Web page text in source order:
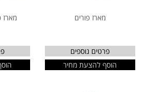
מארז פורים
פרטים נוספים
הוסף להצעת מחיר
מארז